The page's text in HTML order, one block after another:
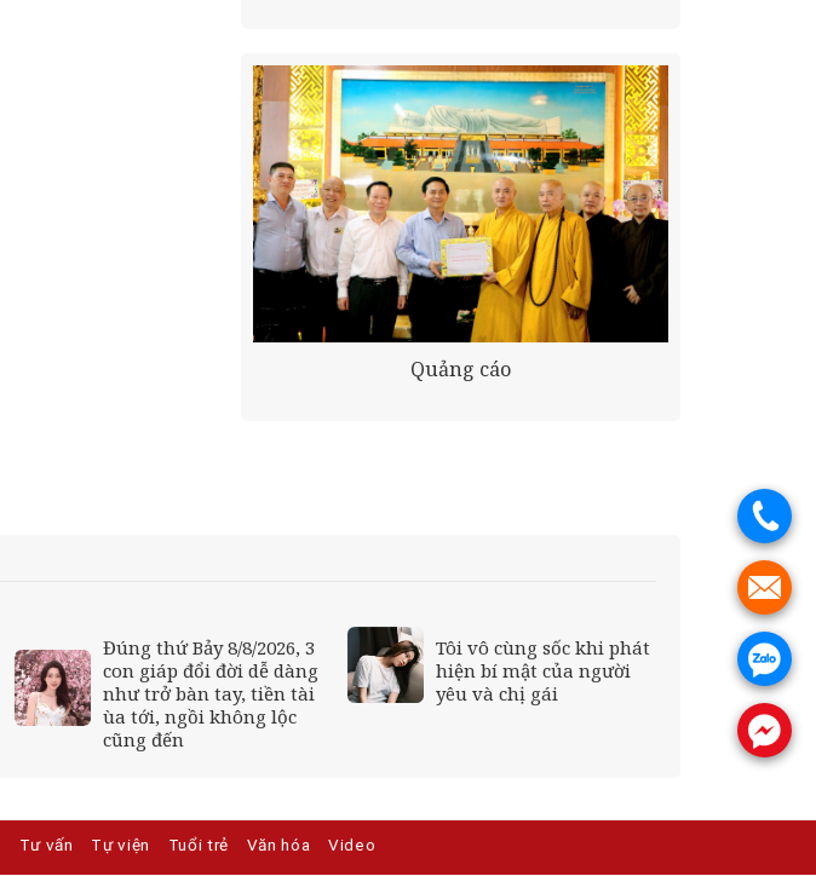
Quảng cáo
Đúng thứ Bảy 8/8/2026, 3
con giáp đổi đời dễ dàng
như trở bàn tay, tiền tài
ùa tới, ngồi không lộc
cũng đến
Tôi vô cùng sốc khi phát
hiện bí mật của người
yêu và chị gái
Tư vấn Tự viện Tuổi trẻ Văn hóa Video
.
.
.
.